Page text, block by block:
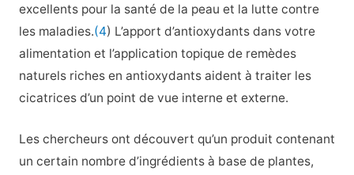
excellents pour la santé de la peau et la lutte contre
les maladies.(4) L’apport d’antioxydants dans votre
alimentation et l’application topique de remèdes
naturels riches en antioxydants aident à traiter les
cicatrices d’un point de vue interne et externe.
Les chercheurs ont découvert qu’un produit contenant
un certain nombre d’ingrédients à base de plantes,